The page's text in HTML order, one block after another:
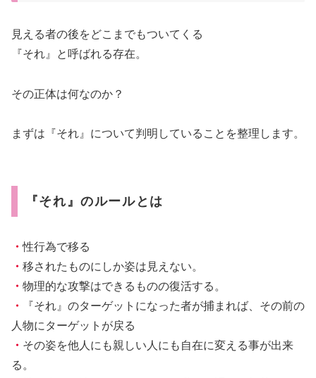
見える者の後をどこまでもついてくる
『それ』と呼ばれる存在。
その正体は何なのか？
まずは『それ』について判明していることを整理します。
『それ』のルールとは
・性行為で移る
・ 移されたものにしか姿は見えない。
・ 物理的な攻撃はできるものの復活する。
・
『それ』のターゲットになった者が捕まれば、その前の
人物にターゲットが戻る
・ その姿を他人にも親しい人にも自在に変える事が出来
る。